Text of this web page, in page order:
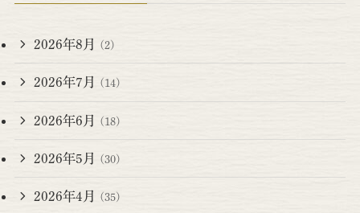
2026年8月 (2)
2026年7月 (14)
2026年6月 (18)
2026年5月 (30)
2026年4月 (35)